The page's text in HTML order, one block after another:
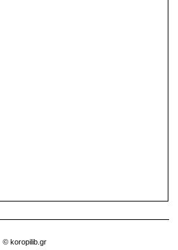
© koropilib.gr